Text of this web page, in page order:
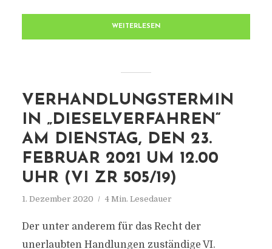
WEITERLESEN
VERHANDLUNGSTERMIN
IN „DIESELVERFAHREN“
AM DIENSTAG, DEN 23.
FEBRUAR 2021 UM 12.00
UHR (VI ZR 505/19)
1. Dezember 2020 4 Min. Lesedauer
Der unter anderem für das Recht der
unerlaubten Handlungen zuständige VI.